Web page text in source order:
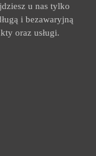
u nas tylko
i bezawaryjną
oraz usługi.